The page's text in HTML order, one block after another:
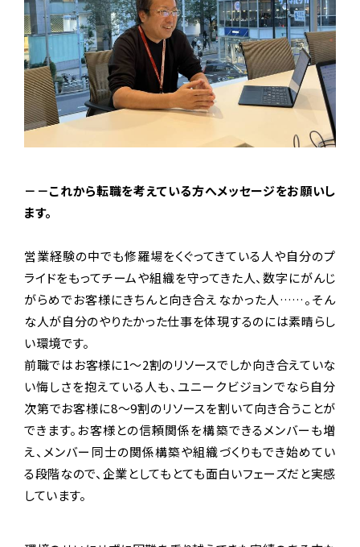
－－これから転職を考えている方へメッセージをお願いし
ます。
営業経験の中でも修羅場をくぐってきている人や自分のプ
ライドをもってチームや組織を守ってきた人、数字にがんじ
がらめでお客様にきちんと向き合えなかった人……。そん
な人が自分のやりたかった仕事を体現するのには素晴らし
い環境です。
前職ではお客様に1〜2割のリソースでしか向き合えていな
い悔しさを抱えている人も、ユニークビジョンでなら自分
次第でお客様に8〜9割のリソースを割いて向き合うことが
できます。お客様との信頼関係を構築できるメンバーも増
え、メンバー同士の関係構築や組織づくりもでき始めてい
る段階なので、企業としてもとても面白いフェーズだと実感
しています。